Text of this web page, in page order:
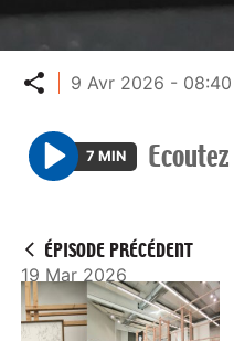
Partager
9 Avr 2026 - 08:40
P
y
7 MIN
ÉPISODE PRÉCÉDENT
19 Mar 2026